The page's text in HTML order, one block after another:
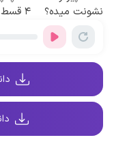
نشونت میده؟
اندولیفت برش
می‌گردونه 🔰
۴